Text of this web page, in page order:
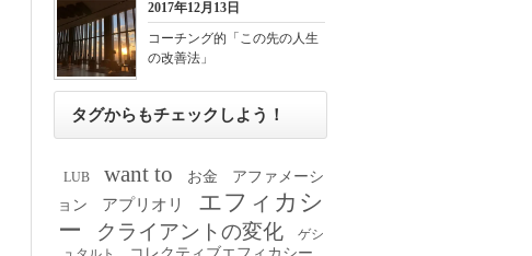
2017年12月13日
コーチング的「この先の人生
の改善法」
タグからもチェックしよう！
LUB want to お金
アファメーシ
ョン
アプリオリ
エフィカシ
ー
クライアントの変化
ゲシ